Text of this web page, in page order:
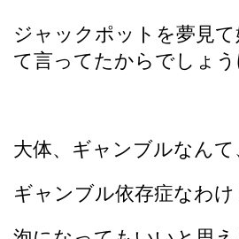
ジャックポットを夢見
て言ってたからでしょう
大体、ギャンブルなんて
ギャンブル依存症なわけ